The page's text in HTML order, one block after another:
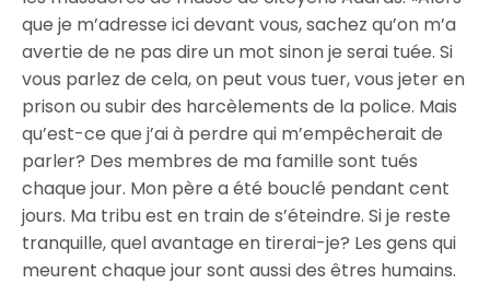
que je m’adresse ici devant vous, sachez qu’on m’a
avertie de ne pas dire un mot sinon je serai tuée. Si
vous parlez de cela, on peut vous tuer, vous jeter en
prison ou subir des harcèlements de la police. Mais
qu’est-ce que j’ai à perdre qui m’empêcherait de
parler? Des membres de ma famille sont tués
chaque jour. Mon père a été bouclé pendant cent
jours. Ma tribu est en train de s’éteindre. Si je reste
tranquille, quel avantage en tirerai-je? Les gens qui
meurent chaque jour sont aussi des êtres humains.